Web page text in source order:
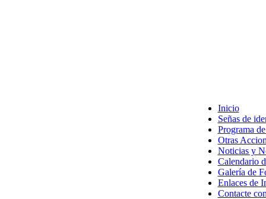
Inicio
Señas de
Programa
Otras
Noticias y
Calendario
Galería de
Enlaces de
Contacte